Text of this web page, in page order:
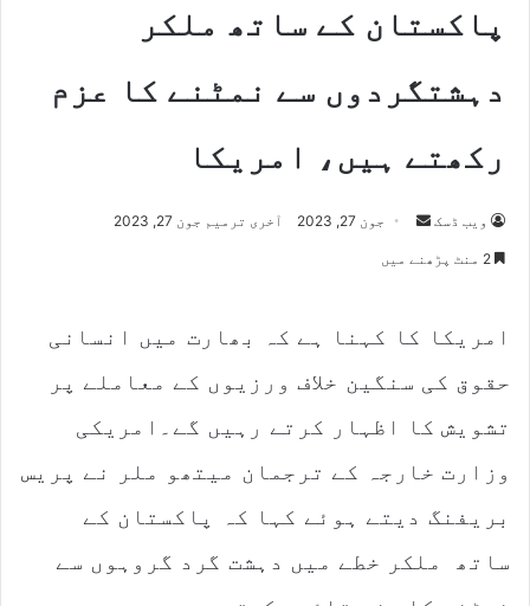
پاکستان کے ساتھ ملکر
دہشتگردوں سے نمٹنے کا عزم
رکھتے ہیں، امریکا
ویب ڈسک
Send جون 27, 2023 آخری ترمیم جون 27, 2023
امریکا کا کہنا ہے کہ بھارت میں انسانی
حقوق کی سنگین خلاف ورزیوں کے معاملے پر
تشویش کا اظہار کرتے رہیں گے۔امریکی
وزارت خارجہ کے ترجمان میتھو ملر نے پریس
بریفنگ دیتے ہوئے کہا کہ پاکستان کے
ساتھ ملکر خطے میں دہشت گرد گروہوں سے